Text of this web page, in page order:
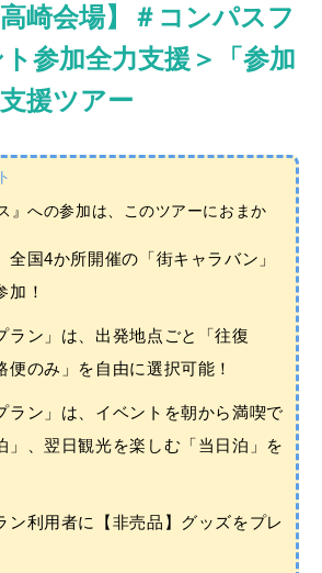
崎会場】＃コンパスフ
参加全力支援＞「参加
援ツアー
』への参加は、このツアーにおまか
全国4か所開催の「街キャラバン」
加！
ラン」は、出発地点ごと「往復
便のみ」を自由に選択可能！
ラン」は、イベントを朝から満喫で
」、翌日観光を楽しむ「当日泊」を
ン利用者に【非売品】グッズをプレ